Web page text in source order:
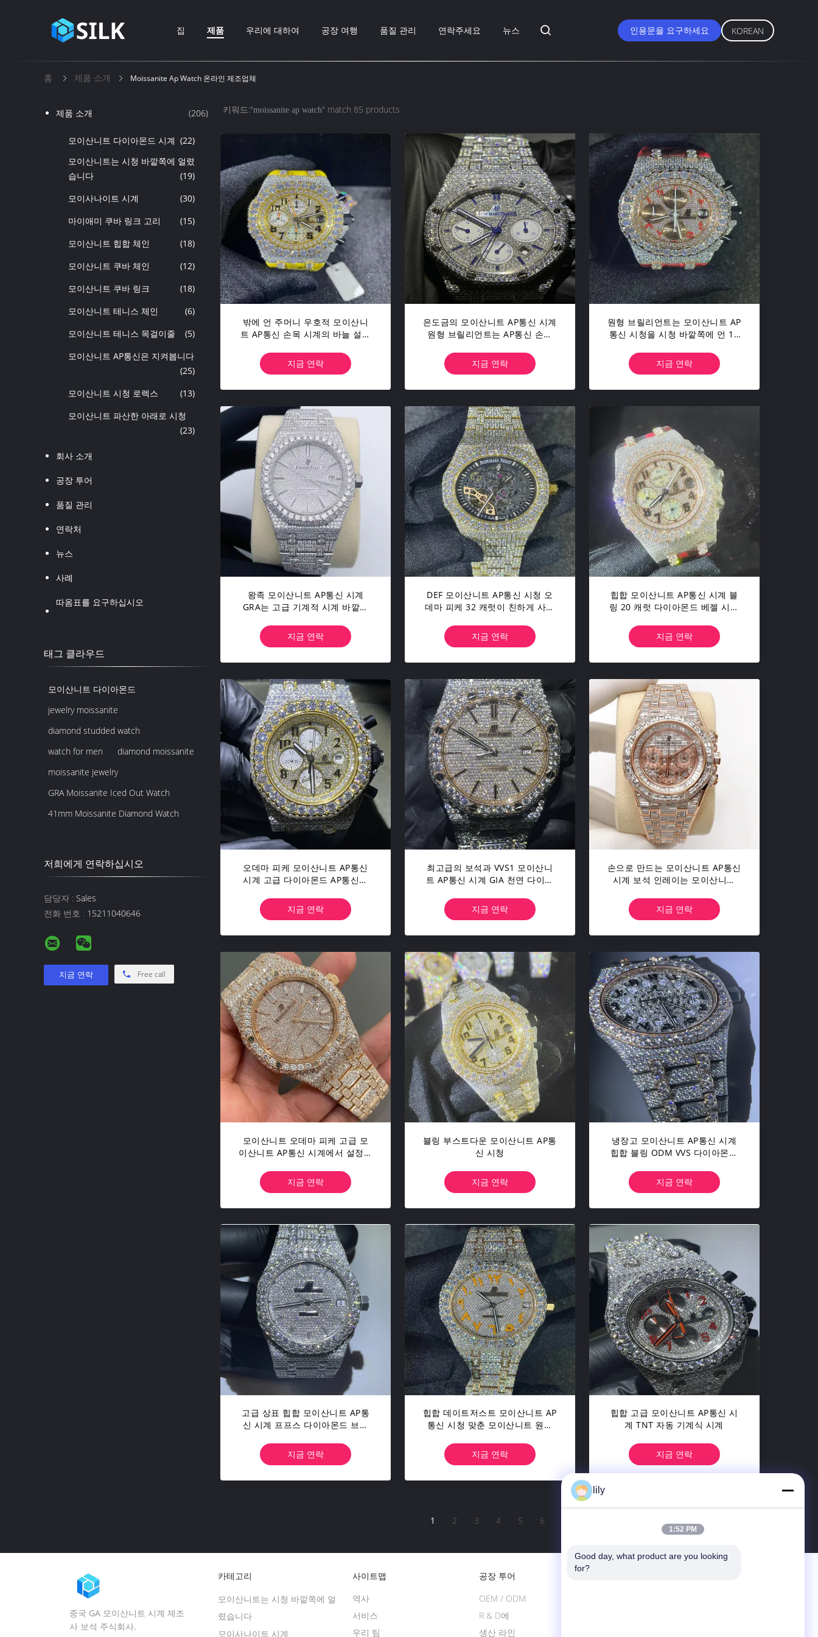
집 제품 우리에 대하여 공장 여행 품질 관리 연락주세요 뉴스 인용문을 요구하세요 KOREAN
홈 제품 소개 Moissanite Ap Watch 온라인 제조업체
제품 소개 (206)
모이산니트 다이아몬드 시계 (22)
모이산니트는 시청 바깥쪽에 얼렸
습니다
(19)
모이사나이트 시계
(30)
마이애미 쿠바 링크 고리
(15)
모이산니트 힙합 체인
(18)
모이산니트 쿠바 체인
(12)
모이산니트 쿠바 링크
(18)
모이산니트 테니스 체인
(6)
모이산니트 테니스 목걸이줄
(5)
모이산니트 AP통신은 지켜봅니다
(25)
모이산니트 시청 로렉스
(13)
모이산니트 파산한 아래로 시청
(23)
회사 소개
공장 투어
품질 관리
연락처
뉴스
사례
따옴표를 요구하십시오
태그 클라우드
모이산니트 다이아몬드
jewelry moissanite
diamond studded watch
watch for men
diamond moissanite
moissanite jewelry
GRA Moissanite Iced Out Watch
41mm Moissanite Diamond Watch
저희에게 연락하십시오
담당자 : Sales
전화 번호 : 15211040646
Free call
키워드:"moissanite ap watch" match 85 products
밖에 언 주머니 우호적 모이산니
트 AP통신 손목 시계의 바늘 설정
다
지금 연락
은도금의 모이산니트 AP통신 시계
원형 브릴리언트는 AP통신 손목
지금 연락
원형 브릴리언트는 모이산니트 AP
통신 시청을 시청 바깥쪽에 언 18
습니다
지금 연락
왕족 모이산니트 AP통신 시계
GRA는 고급 기계적 시계 바깥쪽
지금 연락
DEF 모이산니트 AP통신 시청 오
데마 피케 32 캐럿이 친하게 사귀
가 주시합니다
지금 연락
힙합 모이산니트 AP통신 시계 블
링 20 캐럿 다이아몬드 베젤 시계
지금 연락
오데마 피케 모이산니트 AP통신
시계 고급 다이아몬드 AP통신은
지금 연락
최고급의 보석과 VVS1 모이산니
트 AP통신 시계 GIA 천연 다이아
지금 연락
손으로 만드는 모이산니트 AP통신
시계 보석 인레이는 모이산니트
다
지금 연락
모이산니트 오데마 피케 고급 모
이산니트 AP통신 시계에서 설정하
지금 연락
블링 부스트다운 모이산니트 AP통
신 시청
지금 연락
냉장고 모이산니트 AP통신 시계
힙합 블링 ODM VVS 다이아몬드
지금 연락
고급 상표 힙합 모이산니트 AP통
신 시계 프프스 다이아몬드 브릴
지금 연락
힙합 데이트저스트 모이산니트 AP
통신 시청 맞춘 모이산니트 원형
지금 연락
힙합 고급 모이산니트 AP통신 시
계 TNT 자동 기계식 시계
지금 연락
1 2 3 4 5 6
중국 GA 모이산니트 시계 제조
사 보석 주식회사.
카테고리
모이산니트는 시청 바깥쪽에 얼
렸습니다
모이사나이트 시계
사이트맵
역사
서비스
우리 팀
공장 투어
생산 라인
OEM / ODM
R & D에
lily
1:52 PM
Good day, what product are you looking
for?